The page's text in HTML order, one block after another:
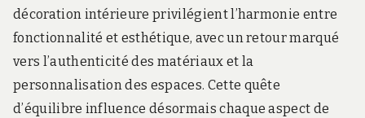
décoration intérieure privilégient l’harmonie entre
fonctionnalité et esthétique, avec un retour marqué
vers l’authenticité des matériaux et la
personnalisation des espaces. Cette quête
d’équilibre influence désormais chaque aspect de